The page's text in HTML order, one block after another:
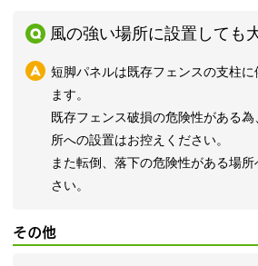
風の強い場所に設置しても
短脚パネルは既存フェンスの支柱
ます。
既存フェンス破損の危険性がある
所への設置はお控えください。
また転倒、落下の危険性がある場
さい。
その他